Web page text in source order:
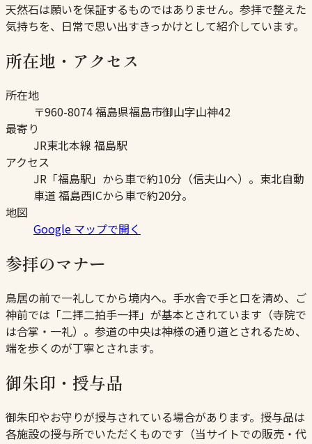
天然石は願いを保証するものではありません。参拝で整えた
気持ちを、日常で思い出すきっかけとして紹介しています。
所在地・アクセス
所在地
〒960-8074 福島県福島市御山字山神42
最寄り
JR東北本線 福島駅
アクセス
JR「福島駅」から車で約10分（信夫山へ）。東北自動
車道 福島西ICから車で約20分。
地図
Google マップで開く
参拝のマナー
鳥居の前で一礼してから境内へ。手水舎で手と口を清め、ご
神前では「二拝二拍手一拝」が基本とされています（寺院で
は合掌・一礼）。参道の中央は神様の通り道とされるため、
端を歩くのが丁寧とされます。
御朱印・授与品
御朱印やお守りが授与されている場合があります。授与品は
各施設の授与所でいただくものです（当サイトでの販売・代